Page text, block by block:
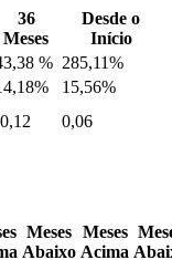
36
Meses
Desde o
Início
% 285,11%
15,56%
0,06
Meses
Abaixo
Meses
Acima